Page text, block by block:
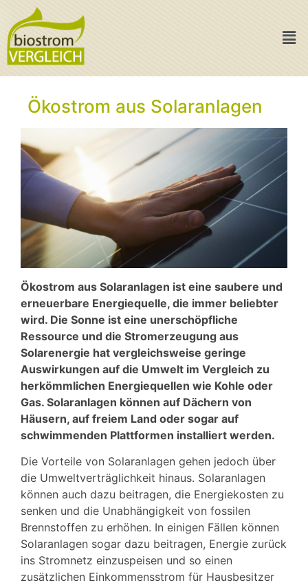
Ökostrom aus Solaranlagen
Ökostrom aus Solaranlagen ist eine saubere und
erneuerbare Energiequelle, die immer beliebter
wird. Die Sonne ist eine unerschöpfliche
Ressource und die Stromerzeugung aus
Solarenergie hat vergleichsweise geringe
Auswirkungen auf die Umwelt im Vergleich zu
herkömmlichen Energiequellen wie Kohle oder
Gas. Solaranlagen können auf Dächern von
Häusern, auf freiem Land oder sogar auf
schwimmenden Plattformen installiert werden.
Die Vorteile von Solaranlagen gehen jedoch über
die Umweltverträglichkeit hinaus. Solaranlagen
können auch dazu beitragen, die Energiekosten zu
senken und die Unabhängigkeit von fossilen
Brennstoffen zu erhöhen. In einigen Fällen können
Solaranlagen sogar dazu beitragen, Energie zurück
ins Stromnetz einzuspeisen und so einen
zusätzlichen Einkommensstrom für Hausbesitzer